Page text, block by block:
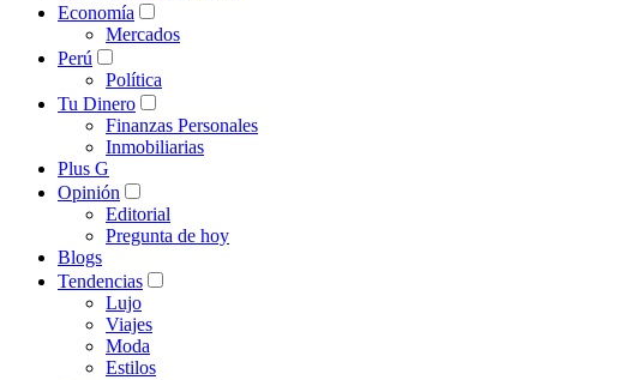
Economía
Mercados
Perú
Política
Tu Dinero
Finanzas Personales
Inmobiliarias
Plus G
Opinión
Editorial
Pregunta de hoy
Blogs
Tendencias
Lujo
Viajes
Moda
Estilos